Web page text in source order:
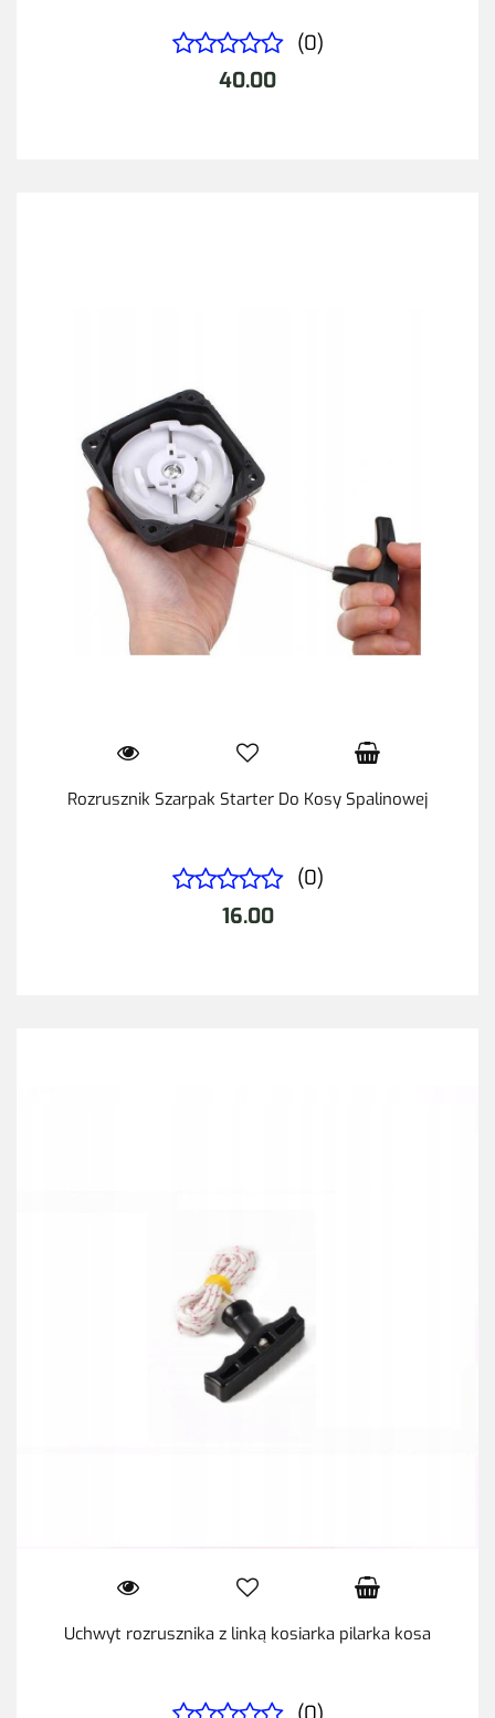
(0)
40.00
Rozrusznik Szarpak Starter Do Kosy Spalinowej
(0)
16.00
Uchwyt rozrusznika z linką kosiarka pilarka kosa